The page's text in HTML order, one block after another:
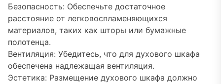
Безопасность: Обеспечьте достаточное
расстояние от легковоспламеняющихся
материалов, таких как шторы или бумажные
полотенца.
Вентиляция: Убедитесь, что для духового шкафа
обеспечена надлежащая вентиляция.
Эстетика: Размещение духового шкафа должно